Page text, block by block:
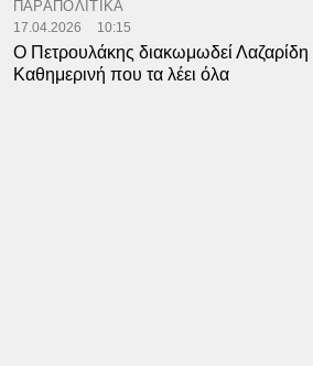
ΠΑΡΑΠΟΛΙΤΙΚΑ
17.04.2026 10:15
Ο Πετρουλάκης διακωμωδεί Λαζαρίδη
Καθημερινή που τα λέει όλα